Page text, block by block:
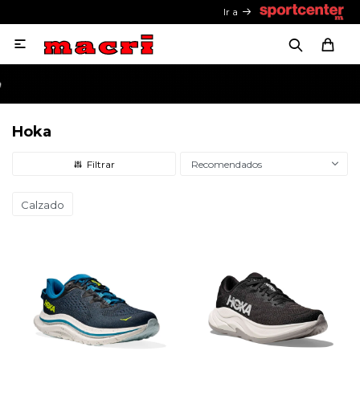
Ir a

Hoka
Recomendados
Calzado